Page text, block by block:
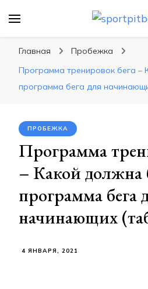
спортивных
диеты,
Главная
Пробежка
Программа тренировок бега –
программа бега для
ПРОБЕЖКА
Программа
– Какой должна
программа бега
начинающих
4 ЯНВАРЯ, 2021